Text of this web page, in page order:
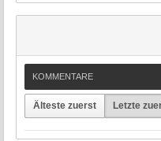
KOMMENTARE
Älteste zuerst Letzte